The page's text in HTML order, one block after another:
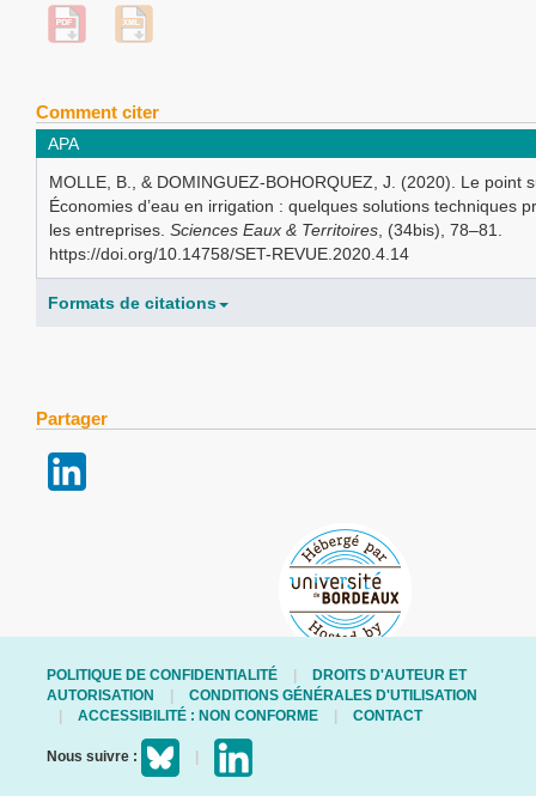
Comment citer
APA
MOLLE, B., & DOMINGUEZ-BOHORQUEZ, J. (2020). Le point
Économies d’eau en irrigation : quelques solutions techniques
les entreprises. Sciences Eaux & Territoires, (34bis), 78–81.
https://doi.org/10.14758/SET-REVUE.2020.4.14
Formats de citations
Partager
POLITIQUE DE CONFIDENTIALITÉ
DROITS D'AUTEUR ET
AUTORISATION
CONDITIONS GÉNÉRALES D'UTILISATION
ACCESSIBILITÉ : NON CONFORME
CONTACT
Nous suivre :